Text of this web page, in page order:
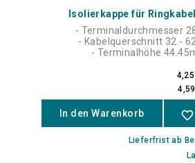
Isolierkappe für
- Terminaldurchmesser
- Kabelquerschnitt 32 -
- Terminalhöhe
4,25
In den Warenkorb favorite_border
Lieferfrist ab